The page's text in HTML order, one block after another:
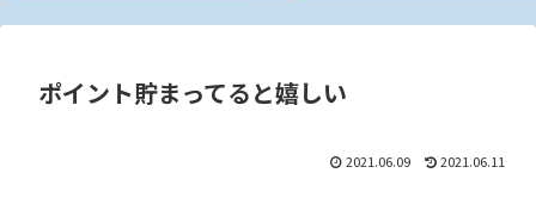
ポイント貯まってると嬉しい
2021.06.09 2021.06.11